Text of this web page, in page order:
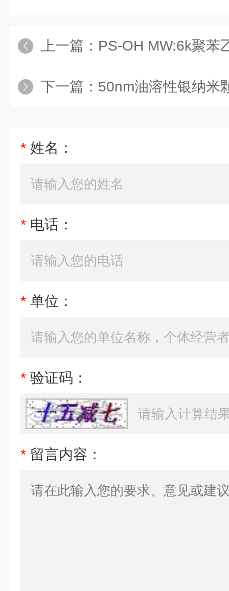
上一篇： PS-OH MW:6k聚苯
下一篇： 50nm油溶性银纳米
* 姓名：
* 电话：
* 单位：
* 验证码：
* 留言内容：